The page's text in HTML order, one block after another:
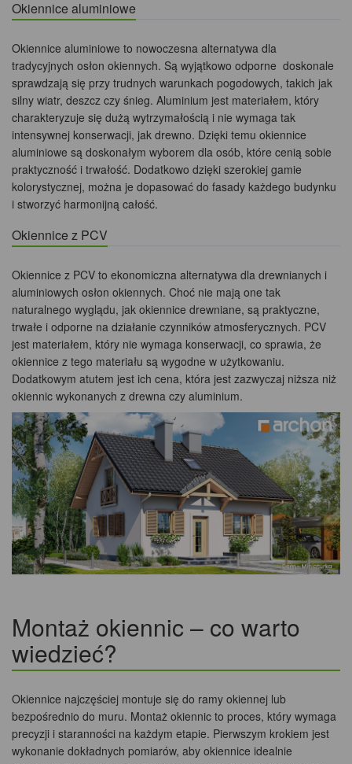
Okiennice aluminiowe
Okiennice aluminiowe to nowoczesna alternatywa dla
tradycyjnych osłon okiennych. Są wyjątkowo odporne doskonale
sprawdzają się przy trudnych warunkach pogodowych, takich jak
silny wiatr, deszcz czy śnieg. Aluminium jest materiałem, który
charakteryzuje się dużą wytrzymałością i nie wymaga tak
intensywnej konserwacji, jak drewno. Dzięki temu okiennice
aluminiowe są doskonałym wyborem dla osób, które cenią sobie
praktyczność i trwałość. Dodatkowo dzięki szerokiej gamie
kolorystycznej, można je dopasować do fasady każdego budynku
i stworzyć harmonijną całość.
Okiennice z PCV
Okiennice z PCV to ekonomiczna alternatywa dla drewnianych i
aluminiowych osłon okiennych. Choć nie mają one tak
naturalnego wyglądu, jak okiennice drewniane, są praktyczne,
trwałe i odporne na działanie czynników atmosferycznych. PCV
jest materiałem, który nie wymaga konserwacji, co sprawia, że
okiennice z tego materiału są wygodne w użytkowaniu.
Dodatkowym atutem jest ich cena, która jest zazwyczaj niższa niż
okiennic wykonanych z drewna czy aluminium.
Montaż okiennic – co warto
wiedzieć?
Okiennice najczęściej montuje się do ramy okiennej lub
bezpośrednio do muru. Montaż okiennic to proces, który wymaga
precyzji i staranności na każdym etapie. Pierwszym krokiem jest
wykonanie dokładnych pomiarów, aby okiennice idealnie